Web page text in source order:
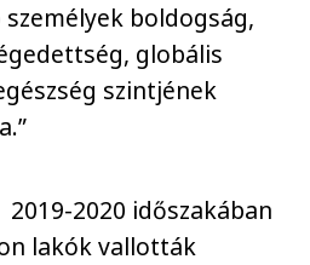
boldogság,
globális
szintjének
2020 időszakában
lakók vallották